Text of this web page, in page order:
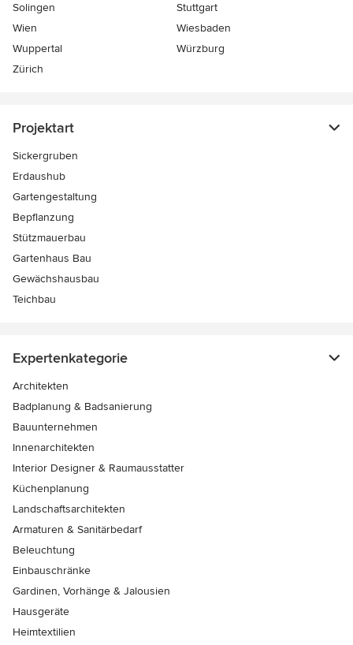
Solingen
Stuttgart
Wien
Wiesbaden
Wuppertal
Würzburg
Zürich
Projektart
Sickergruben
Erdaushub
Gartengestaltung
Bepflanzung
Stützmauerbau
Gartenhaus Bau
Gewächshausbau
Teichbau
Expertenkategorie
Architekten
Badplanung & Badsanierung
Bauunternehmen
Innenarchitekten
Interior Designer & Raumausstatter
Küchenplanung
Landschaftsarchitekten
Armaturen & Sanitärbedarf
Beleuchtung
Einbauschränke
Gardinen, Vorhänge & Jalousien
Hausgeräte
Heimtextilien